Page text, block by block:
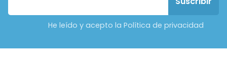
He leído y acepto la Política de privacidad